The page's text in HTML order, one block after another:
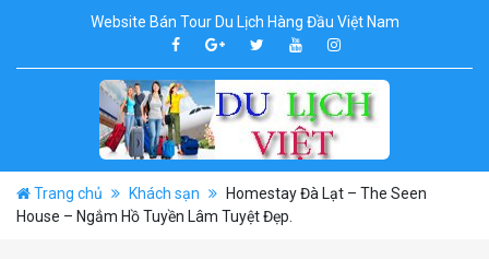
Website Bán Tour Du Lịch Hàng Đầu Việt Nam
Trang chủ Khách sạn
Homestay Đà Lạt – The Seen
House – Ngắm Hồ Tuyền Lâm Tuyệt Đẹp.